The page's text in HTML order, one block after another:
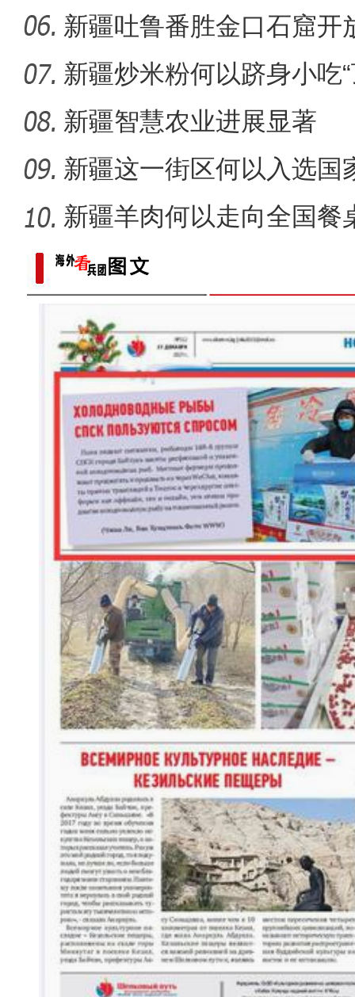
化”到“产
新疆吐鲁番胜金口石窟开
新疆炒米粉何以跻身小吃
新疆智慧农业进展显著
新疆这一街区何以入选国
单？
新疆羊肉何以走向全国餐